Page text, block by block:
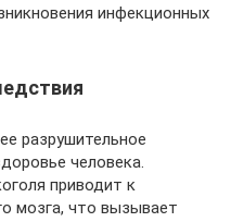
инфекционных
разрушительное
человека.
приводит к
мозга, что вызывает